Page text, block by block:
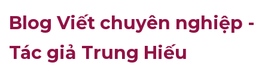
Blog Viết chuyên nghiệp -
Tác giả Trung Hiếu